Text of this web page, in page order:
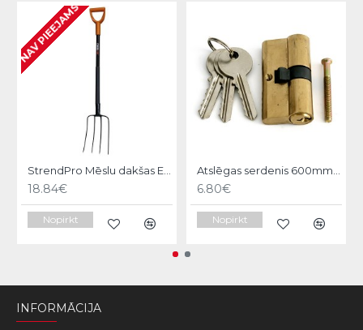
NAV PIEEJAMS
StrendPro Mēslu dakšas ErgoLine1200
18.84€
Nopirkt
Atslēgas serdenis 600mm Strend pro
6.80€
Nopirkt
INFORMĀCIJA